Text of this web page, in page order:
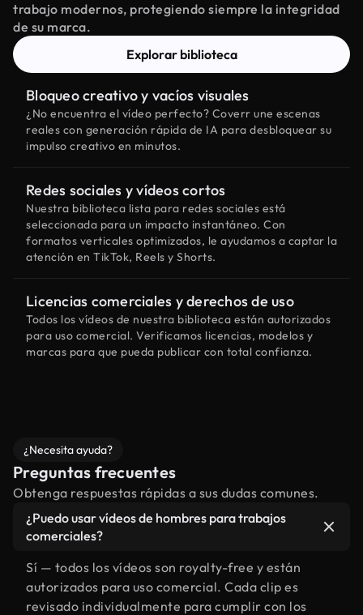
trabajo modernos, protegiendo siempre la integridad
de su marca.
Explorar biblioteca
Bloqueo creativo y vacíos visuales
¿No encuentra el vídeo perfecto? Coverr une escenas
reales con generación rápida de IA para desbloquear su
impulso creativo en minutos.
Redes sociales y vídeos cortos
Nuestra biblioteca lista para redes sociales está
seleccionada para un impacto instantáneo. Con
formatos verticales optimizados, le ayudamos a captar la
atención en TikTok, Reels y Shorts.
Licencias comerciales y derechos de uso
Todos los vídeos de nuestra biblioteca están autorizados
para uso comercial. Verificamos licencias, modelos y
marcas para que pueda publicar con total confianza.
¿Necesita ayuda?
Preguntas frecuentes
Obtenga respuestas rápidas a sus dudas comunes.
¿Puedo usar vídeos de hombres para trabajos
comerciales?
Sí — todos los vídeos son royalty-free y están
autorizados para uso comercial. Cada clip es
revisado individualmente para cumplir con los